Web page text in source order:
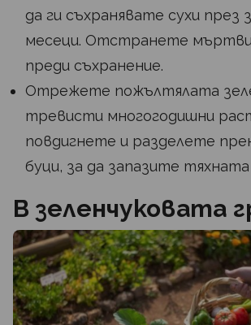
да ги съхранявате сухи през
месеци. Отстранете
преди съхранение.
Отрежете пожълтялата
тревисти многогодишни
повдигнете и разделете
буци, за да запазите тяхната
В зеленчуковата